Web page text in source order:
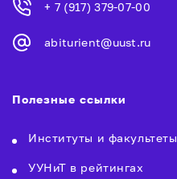
+ 7 (917) 379-07-00
abiturient@uust.ru
Полезные ссылки
Институты и факультеты
УУНиТ в рейтингах